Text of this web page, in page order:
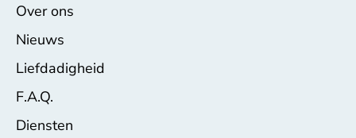
Over ons
Nieuws
Liefdadigheid
F.A.Q.
Diensten